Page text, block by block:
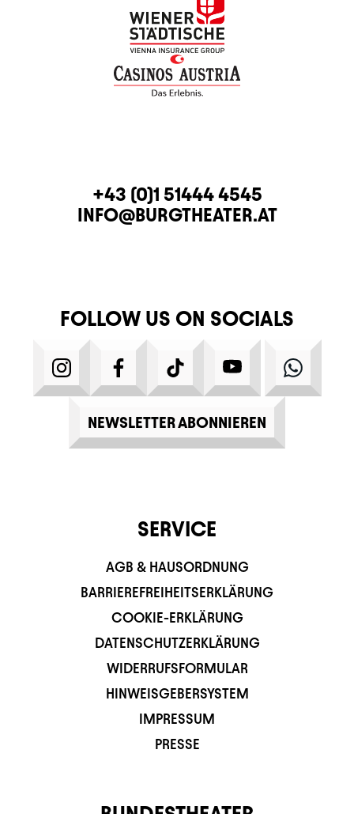
CONTACTTELEPHONE
+43 (0)1 51444 4545
E-MAIL
INFO@BURGTHEATER.AT
FOLLOW US ON SOCIALS
INSTAGRAMFACEBOOKTIKTOK YOUTUBE
NEWSLETTER ABONNIEREN
SERVICE
AGB & HAUSORDNUNG
BARRIEREFREIHEITSERKLÄRUNG
COOKIE-ERKLÄRUNG
DATENSCHUTZERKLÄRUNG
WIDERRUFSFORMULAR
HINWEISGEBERSYSTEM
IMPRESSUM
PRESSE